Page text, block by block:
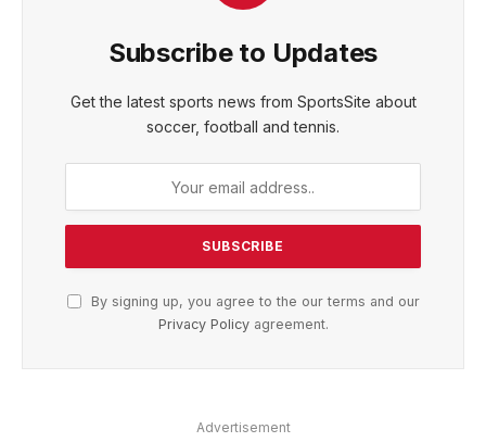
Subscribe to Updates
Get the latest sports news from SportsSite about
soccer, football and tennis.
By signing up, you agree to the our terms and our
Privacy Policyagreement.
Advertisement